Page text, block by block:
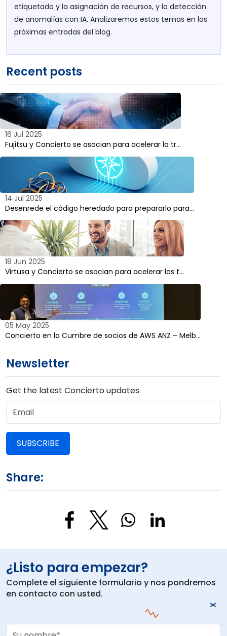
etiquetado y la asignación de recursos, y la detección
de anomalías con IA. Analizaremos estos temas en las
próximas entradas del blog.
Recent posts
16 Jul 2025
Fujitsu y Concierto se asocian para acelerar la tr...
14 Jul 2025
Desenrede el código heredado para prepararlo para...
18 Jun 2025
Virtusa y Concierto se asocian para acelerar las t...
05 May 2025
Concierto en la Cumbre de socios de AWS ANZ – Melb...
Newsletter
Get the latest Concierto updates
SUBSCRIBE
Share:
¿Listo para empezar?
Complete el siguiente formulario y nos pondremos
en contacto con usted.
Your Name